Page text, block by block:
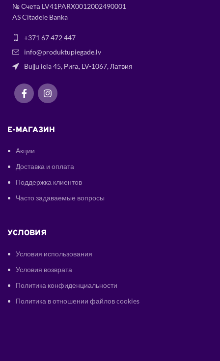
№ Счета LV41PARX0012002490001
AS Citadele Banka
+371 67 472 447
info@produktupiegade.lv
Buļļu iela 45, Рига, LV-1067, Латвия
E-МАГАЗИН
Акции
Доставка и оплата
Поддержка клиентов
Часто задаваемые вопросы
УСЛОВИЯ
Условия использования
Условия возврата
Политика конфиденциальности
Политика в отношении файлов cookies